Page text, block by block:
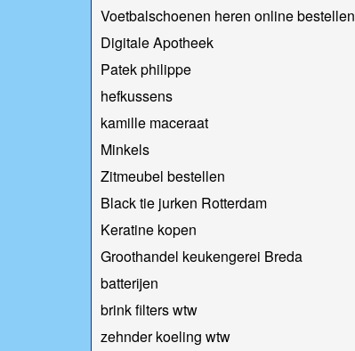
Voetbalschoenen heren online bestellen
Digitale Apotheek
Patek philippe
hefkussens
kamille maceraat
Minkels
Zitmeubel bestellen
Black tie jurken Rotterdam
Keratine kopen
Groothandel keukengerei Breda
batterijen
brink filters wtw
zehnder koeling wtw